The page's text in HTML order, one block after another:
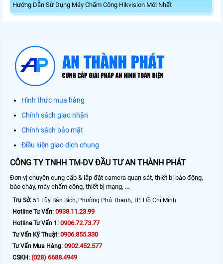
Hướng Dẫn Sử Dụng Máy Chấm Công Hikvision Mới Nhất
Hình thức mua hàng
Chính sách giao nhận
Chính sách bảo mật
Điều kiện giao dịch chung
CÔNG TY TNHH TM-DV ĐẦU TƯ AN THÀNH PHÁT
Đơn vị chuyên cung cấp & lắp đặt camera quan sát, thiết bị báo động,
báo cháy, máy chấm công, thiết bị mạng, ...
Trụ Sở: 51 Lũy Bán Bích, Phường Phú Thạnh, TP. Hồ Chí Minh
Hotline Tư Vấn: 0938.11.23.99
Hotline Tư Vấn 1: 0906.72.73.77
Tư Vấn Kỹ Thuật: 0906.855.330
Tư Vấn Mua Hàng: 0902.452.577
CSKH: (028) 6688.4949